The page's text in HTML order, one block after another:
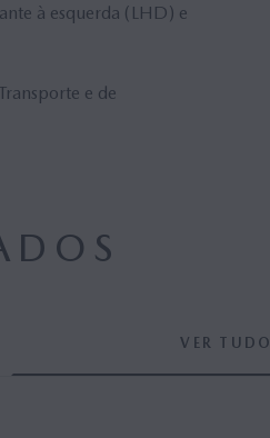
à esquerda (LHD) e
e de
VER TUDO